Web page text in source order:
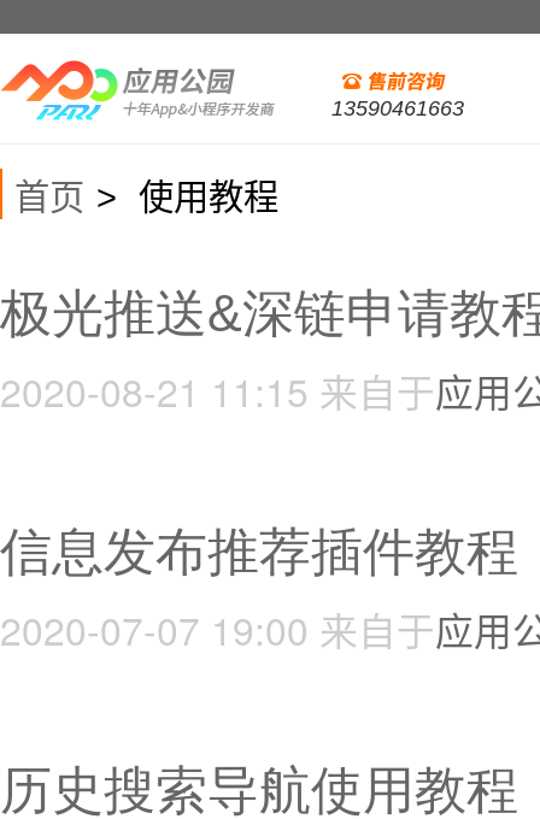
13590461663
首页 > 使用教程
极光推送&深链申请教
2020-08-21 11:15 来自于应用
信息发布推荐插件教程
2020-07-07 19:00 来自于应用
历史搜索导航使用教程